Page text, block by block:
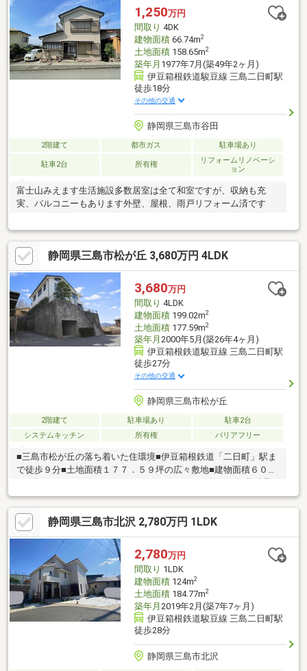
ご連絡を頂ければ、いつでもご内覧を承ります♪【０５５-９５４-
２２２２】
1,250万円
間取り 4DK
建物面積66.74m2
土地面積158.65m2
築年月 1977年7月(築49年2ヶ月)
伊豆箱根鉄道駿豆線 三島二日町駅
徒歩18分
その他の交通
静岡県三島市谷田
2階建て 都市ガス 駐車場あり
駐車2台 所有権
リフォームリノベーシ
ョン
富士山みえます生活施設多数居室は全て和室ですが、収納も充
実、バルコニーもあります外壁、屋根、雨戸リフォーム済です
静岡県三島市松が丘 3,680万円 4LDK
3,680万円
間取り 4LDK
建物面積199.02m2
土地面積177.59m2
築年月 2000年5月(築26年4ヶ月)
伊豆箱根鉄道駿豆線 三島二日町駅
徒歩27分
その他の交通
静岡県三島市松が丘
2階建て 駐車場あり
駐車2台
システムキッチン
所有権 バリアフリー
■三島市松が丘の落ち着いた住環境■伊豆箱根鉄道「二日町」駅ま
で徒歩９分■土地面積１７７．５９坪の広々敷地■建物面積６０．
造・瓦葺２階建て■築２５年ながら、２０２５年に床・壁・屋根
をリフォーム済み■すぐに新生活を始められるきれいな室内
静岡県三島市北沢 2,780万円 1LDK
2,780万円
間取り 1LDK
建物面積124m2
土地面積184.77m2
築年月 2019年2月(築7年7ヶ月)
伊豆箱根鉄道駿豆線 三島二日町駅
徒歩28分
静岡県三島市北沢